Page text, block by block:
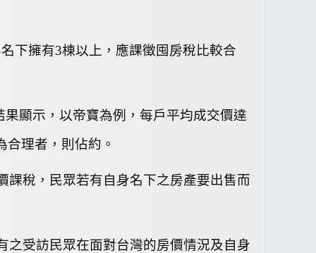
下擁有3棟以上，應課徵囤房稅比較合
果顯示，以帝寶為例，每戶平均成交價達
合理者，則佔約 。
課稅，民眾若有自身名下之房產要出售而
之受訪民眾在面對台灣的房價情況及自身